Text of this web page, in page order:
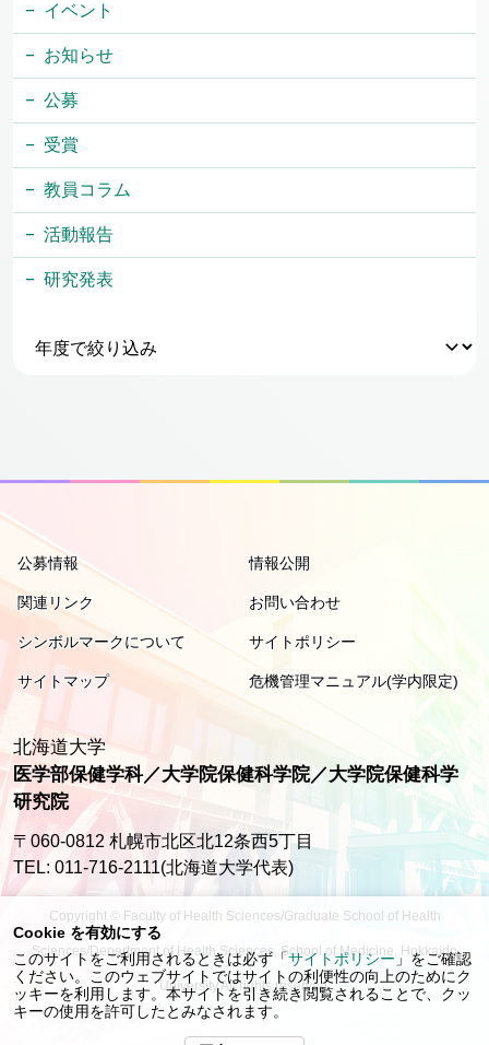
イベント
お知らせ
公募
受賞
教員コラム
活動報告
研究発表
Cookie を有効にする
このサイトをご利用されるときは必ず「サイトポリシー」をご確認
ください。このウェブサイトではサイトの利便性の向上のためにク
ッキーを利用します。本サイトを引き続き閲覧されることで、クッ
キーの使用を許可したとみなされます。
北海道大学
医学部保健学科／大学院保健科学院／大学院保健科学
研究院
〒060-0812 札幌市北区北12条西5丁目
TEL: 011-716-2111(北海道大学代表)
公募情報 情報公開
関連リンク お問い合わせ
シンボルマークについて サイトポリシー
サイトマップ 危機管理マニュアル(学内限定)
Copyright © Faculty of Health Sciences/Graduate School of Health
Sciences/Department of Health Sciences, School of Medicine, Hokkaido
University All rights reserved.